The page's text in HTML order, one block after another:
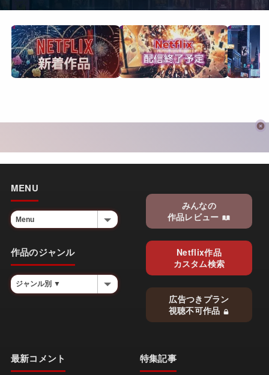
MENU
作品のジャンル
みんなの
作品レビュー
Netflix作品
カスタム検索
広告つきプラン
視聴不可作品
最新コメント 特集記事